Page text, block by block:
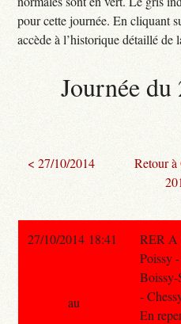
pour cette journée. En cliquant
accède à l’historique détaillé de
Journée
< 27/10/2014
Retour
27/10/2014 18:41
RER A
Poissy
Boissy-
-
En
au